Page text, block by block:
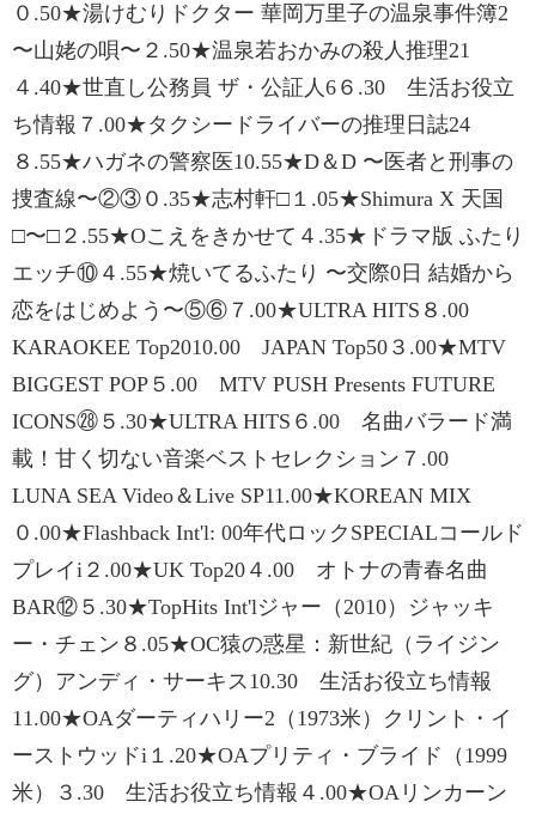
０.50★湯けむりドクター 華岡万里子の温泉事件簿2
〜山姥の唄〜２.50★温泉若おかみの殺人推理21
４.40★世直し公務員 ザ・公証人6６.30 生活お役立
ち情報７.00★タクシードライバーの推理日誌24
８.55★ハガネの警察医10.55★D＆D 〜医者と刑事の
捜査線〜②③０.35★志村軒□１.05★Shimura X 天国
□〜□２.55★Oこえをきかせて４.35★ドラマ版 ふたり
エッチ⑩４.55★焼いてるふたり 〜交際0日 結婚から
恋をはじめよう〜⑤⑥７.00★ULTRA HITS８.00
KARAOKEE Top2010.00 JAPAN Top50３.00★MTV
BIGGEST POP５.00 MTV PUSH Presents FUTURE
ICONS㉘５.30★ULTRA HITS６.00 名曲バラード満
載！甘く切ない音楽ベストセレクション７.00
LUNA SEA Video＆Live SP11.00★KOREAN MIX
０.00★Flashback Int'l: 00年代ロックSPECIALコールド
プレイi２.00★UK Top20４.00 オトナの青春名曲
BAR⑫５.30★TopHits Int'lジャー（2010）ジャッキ
ー・チェン８.05★OC猿の惑星：新世紀（ライジン
グ）アンディ・サーキス10.30 生活お役立ち情報
11.00★OAダーティハリー2（1973米）クリント・イ
ーストウッドi１.20★OAプリティ・ブライド（1999
米）３.30 生活お役立ち情報４.00★OAリンカーン